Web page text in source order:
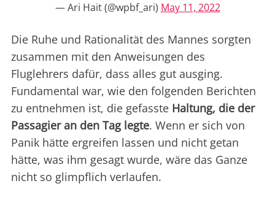
— Ari Hait (@wpbf_ari) May 11, 2022
Die Ruhe und Rationalität des Mannes sorgten
zusammen mit den Anweisungen des
Fluglehrers dafür, dass alles gut ausging.
Fundamental war, wie den folgenden Berichten
zu entnehmen ist, die gefasste Haltung, die der
Passagier an den Tag legte. Wenn er sich von
Panik hätte ergreifen lassen und nicht getan
hätte, was ihm gesagt wurde, wäre das Ganze
nicht so glimpflich verlaufen.